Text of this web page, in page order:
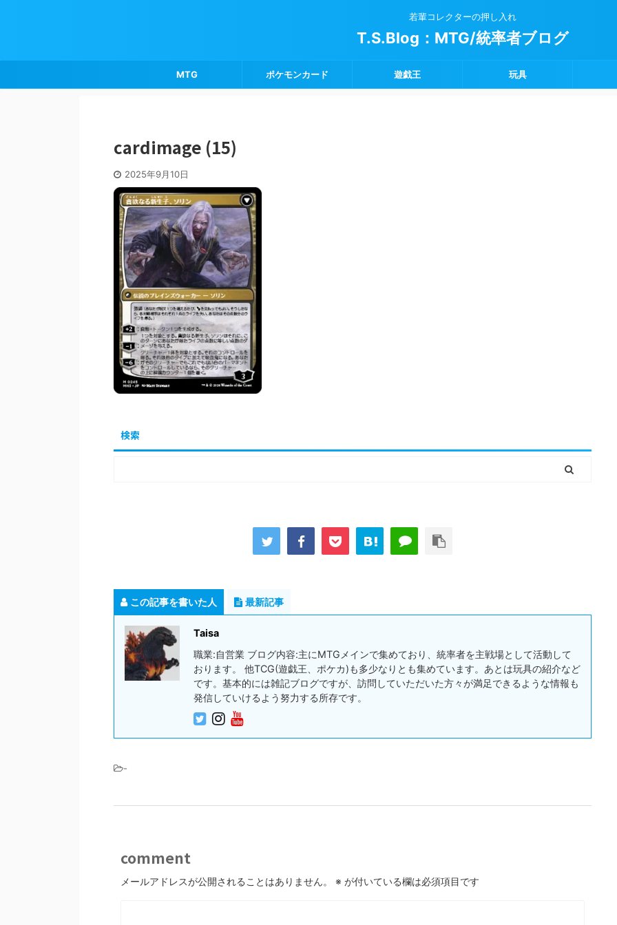
若輩コレクターの押し入れ
T.S.Blog：MTG/統率者ブログ
MTG ポケモンカード 遊戯王 玩具
cardimage (15)
2025年9月10日
検索
この記事を書いた人 最新記事
Taisa
職業:自営業 ブログ内容:主にMTGメインで集めており、統率者を主戦場として活動して
おります。 他TCG(遊戯王、ポケカ)も多少なりとも集めています。あとは玩具の紹介など
です。基本的には雑記ブログですが、訪問していただいた方々が満足できるような情報も
発信していけるよう努力する所存です。
-
comment
メールアドレスが公開されることはありません。 ※ が付いている欄は必須項目です